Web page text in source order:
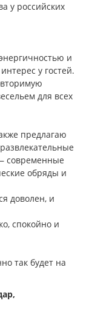
у российских
и
у гостей.
для всех
предлагаю
современные
обряды и
доволен, и
спокойно и
так будет на